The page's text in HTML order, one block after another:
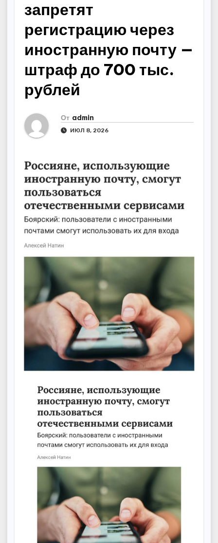
запретят
регистрацию через
иностранную почту —
штраф до 700 тыс.
рублей
От admin
ИЮЛ 8, 2026